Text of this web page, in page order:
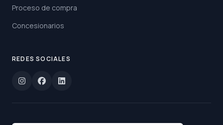
Proceso de compra
Concesionarios
REDES SOCIALES